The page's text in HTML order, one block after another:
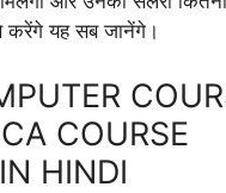
करेंगे यह सब जानेंगे।
COURSE
HINDI